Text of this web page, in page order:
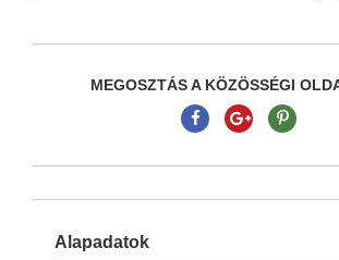
MEGOSZTÁS A KÖZÖSSÉGI
Alapadatok